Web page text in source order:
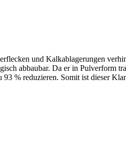
und Kalkablagerungen
abbaubar. Da er in Pulverform
% reduzieren. Somit ist dieser